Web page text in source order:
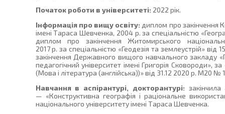
Початок роботи в університеті: 2022 рік.
Інформація про вищу освіту: диплом про закінчення
імені Тараса Шевченка, 2004 р. за спеціальністю
диплом про закінчення Житомирського
2017 р. за спеціальністю «Геодезія та землеустрій»
закінчення Державного вищого навчального закладу
педагогічний університет імені Григорія Сковороди»,
(Мова і література (англійська))» від 31.12 2020 р. М20 №
Навчання в аспірантурі, докторантурі: закінчила
— «Конструктивна географія і раціональне
національного університету імені Тараса Шевченка.